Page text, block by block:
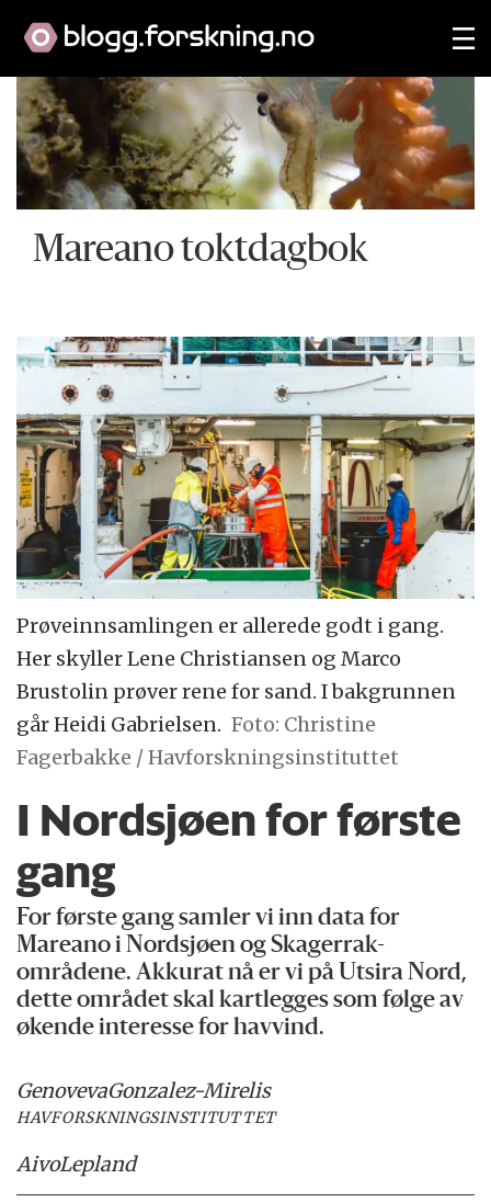
Mareano toktdagbok
Prøveinnsamlingen er allerede godt i gang.
Her skyller Lene Christiansen og Marco
Brustolin prøver rene for sand. I bakgrunnen
går Heidi Gabrielsen. Foto: Christine
Fagerbakke / Havforskningsinstituttet
I Nordsjøen for første
gang
For første gang samler vi inn data for
Mareano i Nordsjøen og Skagerrak-
områdene. Akkurat nå er vi på Utsira Nord,
dette området skal kartlegges som følge av
økende interesse for havvind.
GenovevaGonzalez-Mirelis
HAVFORSKNINGSINSTITUTTET
AivoLepland